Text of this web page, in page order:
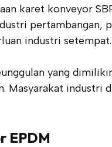
karet konveyor
pertambangan,
industri setempat.
yang
Masyarakat industri
EPDM